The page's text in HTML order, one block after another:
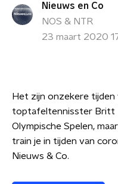
Nieuws en Co
NOS & NTR
23 maart 2020
Het zijn onzekere
toptafeltennisster Britt
Olympische Spelen,
train je in tijden van
Nieuws & Co.